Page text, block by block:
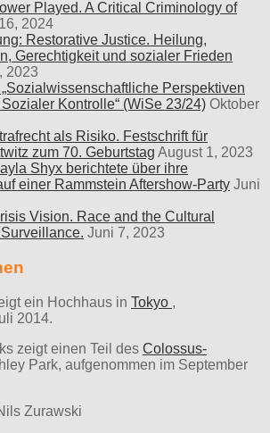
Played. A Critical Criminology of
2024
Restorative Justice. Heilung,
Gerechtigkeit und sozialer Frieden
2023
Perspektiven
Kontrolle“ (WiSe 23/24) Oktober
als Risiko. Festschrift für
zum 70. Geburtstag August 1, 2023
Shyx berichtete über ihre
einer Rammstein Aftershow-Party Juni
Vision. Race and the Cultural
Juni 7, 2023
ein Hochhaus in Tokyo ,
2014.
zeigt einen Teil des Colossus-
Park, aufgenommen im September
Zurawski